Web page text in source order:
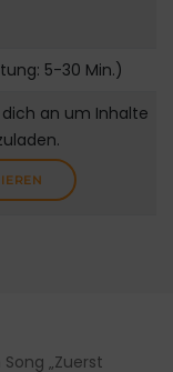
5-30 Min.)
an um Inhalte
„Zuerst